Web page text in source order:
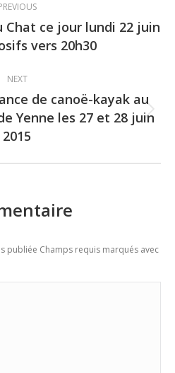
Previous
post:
ce jour lundi 22 juin
vers 20h30
NEXT
Next
post:
de canoë-kayak au
Yenne les 27 et 28 juin
2015
publiée Champs requis marqués avec